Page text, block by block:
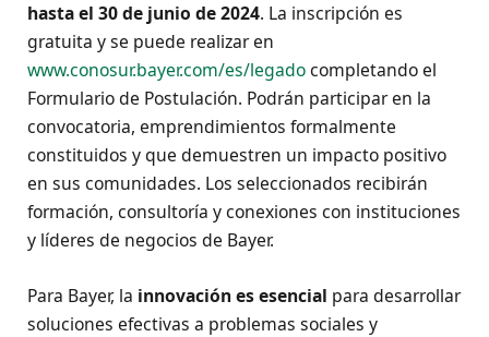
hasta el 30 de junio de 2024. La inscripción es
gratuita y se puede realizar en
www.conosur.bayer.com/es/legadocompletando el
Formulario de Postulación. Podrán participar en la
convocatoria, emprendimientos formalmente
constituidos y que demuestren un impacto positivo
en sus comunidades. Los seleccionados recibirán
formación, consultoría y conexiones con instituciones
y líderes de negocios de Bayer.
Para Bayer, la innovación es esencial para desarrollar
soluciones efectivas a problemas sociales y